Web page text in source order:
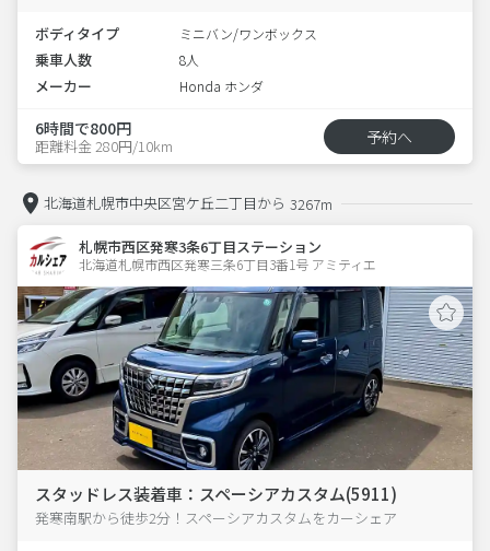
ボディタイプ ミニバン/ワンボックス
乗車人数 8人
メーカー Honda ホンダ
6時間で800円
距離料金 280円/10km 予約へ
北海道札幌市中央区宮ケ丘二丁目から 3267m
札幌市西区発寒3条6丁目ステーション
北海道札幌市西区発寒三条6丁目3番1号 アミティエ
スタッドレス装着車：スペーシアカスタム(5911)
発寒南駅から徒歩2分！スペーシアカスタムをカーシェア